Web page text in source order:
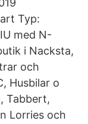
Typ:
med N-
i Nacksta,
och
Husbilar o
Tabbert,
Lorries och